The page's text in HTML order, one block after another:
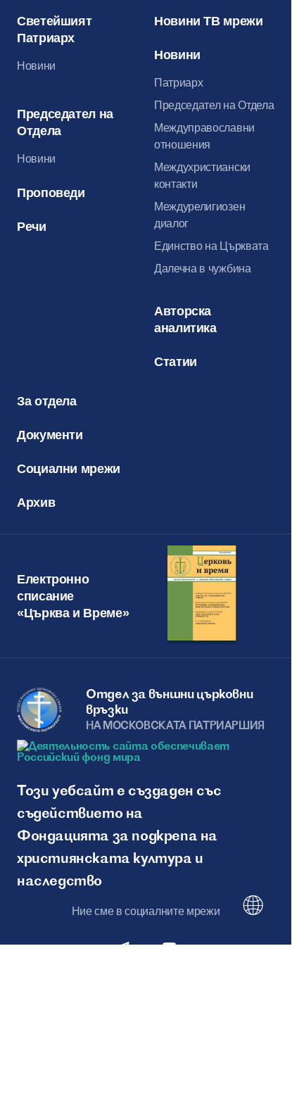
Светейшият
Патриарх
Новини
Председател на
Отдела
Новини
Проповеди
Речи
Новини ТВ мрежи
Новини
Патриарх
Председател на Отдела
Междуправославни
отношения
Междухристиански
контакти
Междурелигиозен
диалог
Единство на Църквата
Далечна в чужбина
Авторска
аналитика
Статии
За отдела
Документи
Социални мрежи
Архив
Електронно
списание
«Църква и Време»
Отдел за външни църковни
връзки
НА МОСКОВСКАТА ПАТРИАРШИЯ
Този уебсайт е създаден със
съдействието на
Фондацията за подкрепа на
християнската култура и
наследство
Ние сме в социалните мрежи